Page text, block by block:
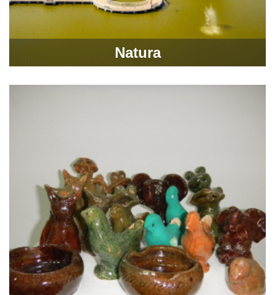
Natura